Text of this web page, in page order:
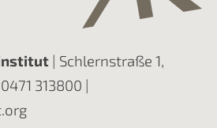
| Schlernstraße 1,
313800 |